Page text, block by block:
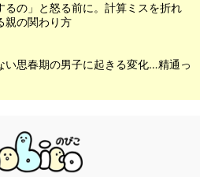
るの」と怒る前に。計算ミスを折れ
親の関わり方
い思春期の男子に起きる変化…精通っ